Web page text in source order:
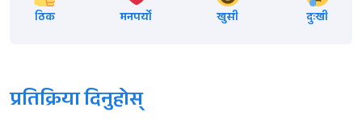
ठिक मनपर्यो खुसी दुःखी
प्रतिक्रिया दिनुहोस्